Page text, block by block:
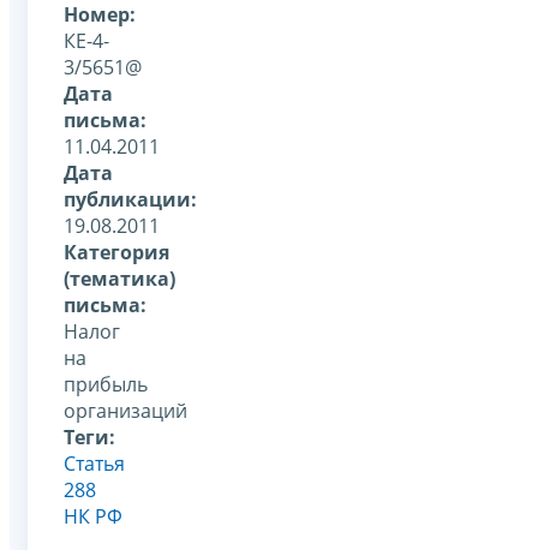
Номер:
КЕ-4-
3/5651@
Дата
письма:
11.04.2011
Дата
публикации:
19.08.2011
Категория
(тематика)
письма:
Налог
на
прибыль
организаций
Теги:
Статья
288
НК РФ